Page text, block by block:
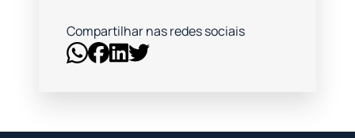
Compartilhar nas redes sociais